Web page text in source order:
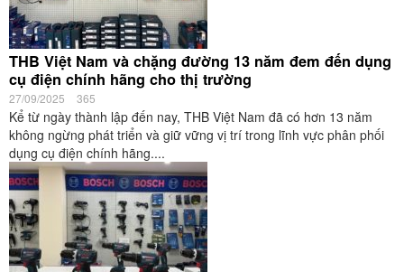
THB Việt Nam và chặng đường 13 năm đem đến dụng
cụ điện chính hãng cho thị trường
27/09/2025 365
Kể từ ngày thành lập đến nay, THB Việt Nam đã có hơn 13 năm
không ngừng phát triển và giữ vững vị trí trong lĩnh vực phân phối
dụng cụ điện chính hãng....